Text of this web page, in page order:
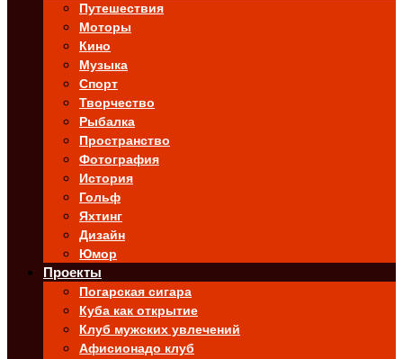
Путешествия
Моторы
Кино
Музыка
Спорт
Творчество
Рыбалка
Пространство
Фотография
История
Гольф
Яхтинг
Дизайн
Юмор
Проекты
Погарская сигара
Куба как открытие
Клуб мужских увлечений
Афисионадо клуб